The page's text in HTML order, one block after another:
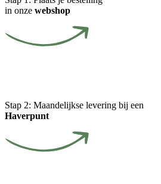
in onze webshop
Stap 2: Maandelijkse levering bij een
Haverpunt